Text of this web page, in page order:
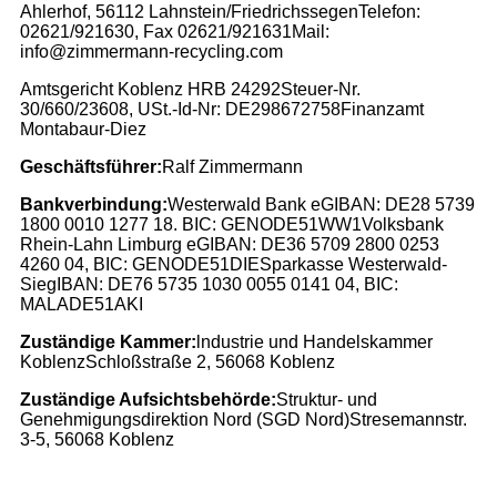
Ahlerhof, 56112 Lahnstein/FriedrichssegenTelefon:
02621/921630, Fax 02621/921631Mail:
info@zimmermann-recycling.com
Amtsgericht Koblenz HRB 24292Steuer-Nr.
30/660/23608, USt.-Id-Nr: DE298672758Finanzamt
Montabaur-Diez
Geschäftsführer:Ralf Zimmermann
Bankverbindung:Westerwald Bank eG IBAN: DE28 5739
1800 0010 1277 18. BIC: GENODE51WW1Volksbank
Rhein-Lahn Limburg eG IBAN: DE36 5709 2800 0253
4260 04, BIC: GENODE51DIESparkasse Westerwald-
Sieg IBAN: DE76 5735 1030 0055 0141 04, BIC:
MALADE51AKI
Zuständige Kammer: lndustrie und Handelskammer
KoblenzSchloßstraße 2, 56068 Koblenz
Zuständige Aufsichtsbehörde:Struktur- und
Genehmigungsdirektion Nord (SGD Nord)Stresemannstr.
3-5, 56068 Koblenz